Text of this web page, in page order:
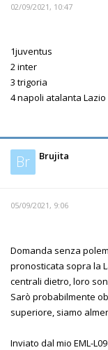
02/09/2021, 10:47
1juventus
2 inter
3 trigoria
4 napoli atalanta Lazio
Br Brujita
05/09/2021, 9:06
Domanda senza
pronosticata sopra la
centrali dietro, loro
Sarò probabilmente
superiore, siamo
Inviato dal mio EML-